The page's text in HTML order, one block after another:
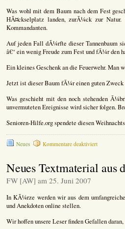
Was wohl mit dem Baum nach dem Fest
HÃ¤ckselplatz landen, zurÃ¼ck zur
Kommandanten.
Auf jeden Fall dÃ¼rfte dieser Tannenbaum
â€“ ein wenig Freude zum Fest und fÃ¼r den
Ein kleines Geschenk an die Feuerwehr. Man
Jetzt ist dieser Baum fÃ¼r einen guten
Was geschieht mit den noch stehenden
unvermuteten Ereignisse wird sicher folgen.
Senioren-Hilfe.org spendete diesen
Neues Kommentare deaktiviertfür
fÃ¼r
Neues Textmaterial aus
FW [AW] am 25. Juni 2007
In KÃ¼rze werden wir aus dem
und Anekdoten online stellen.
Wir hoffen unsere Leser finden Gefallen